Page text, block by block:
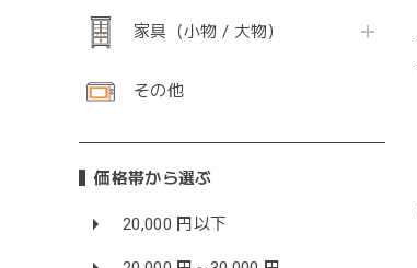
家具（小物 / 大物）
その他
価格帯から選ぶ
20,000 円以下